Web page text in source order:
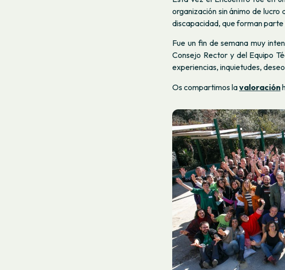
organización sin ánimo de lucro
discapacidad, que forman
Fue un fin de semana muy
Consejo Rector y del Equipo
experiencias, inquietudes,
Os compartimos lavaloración